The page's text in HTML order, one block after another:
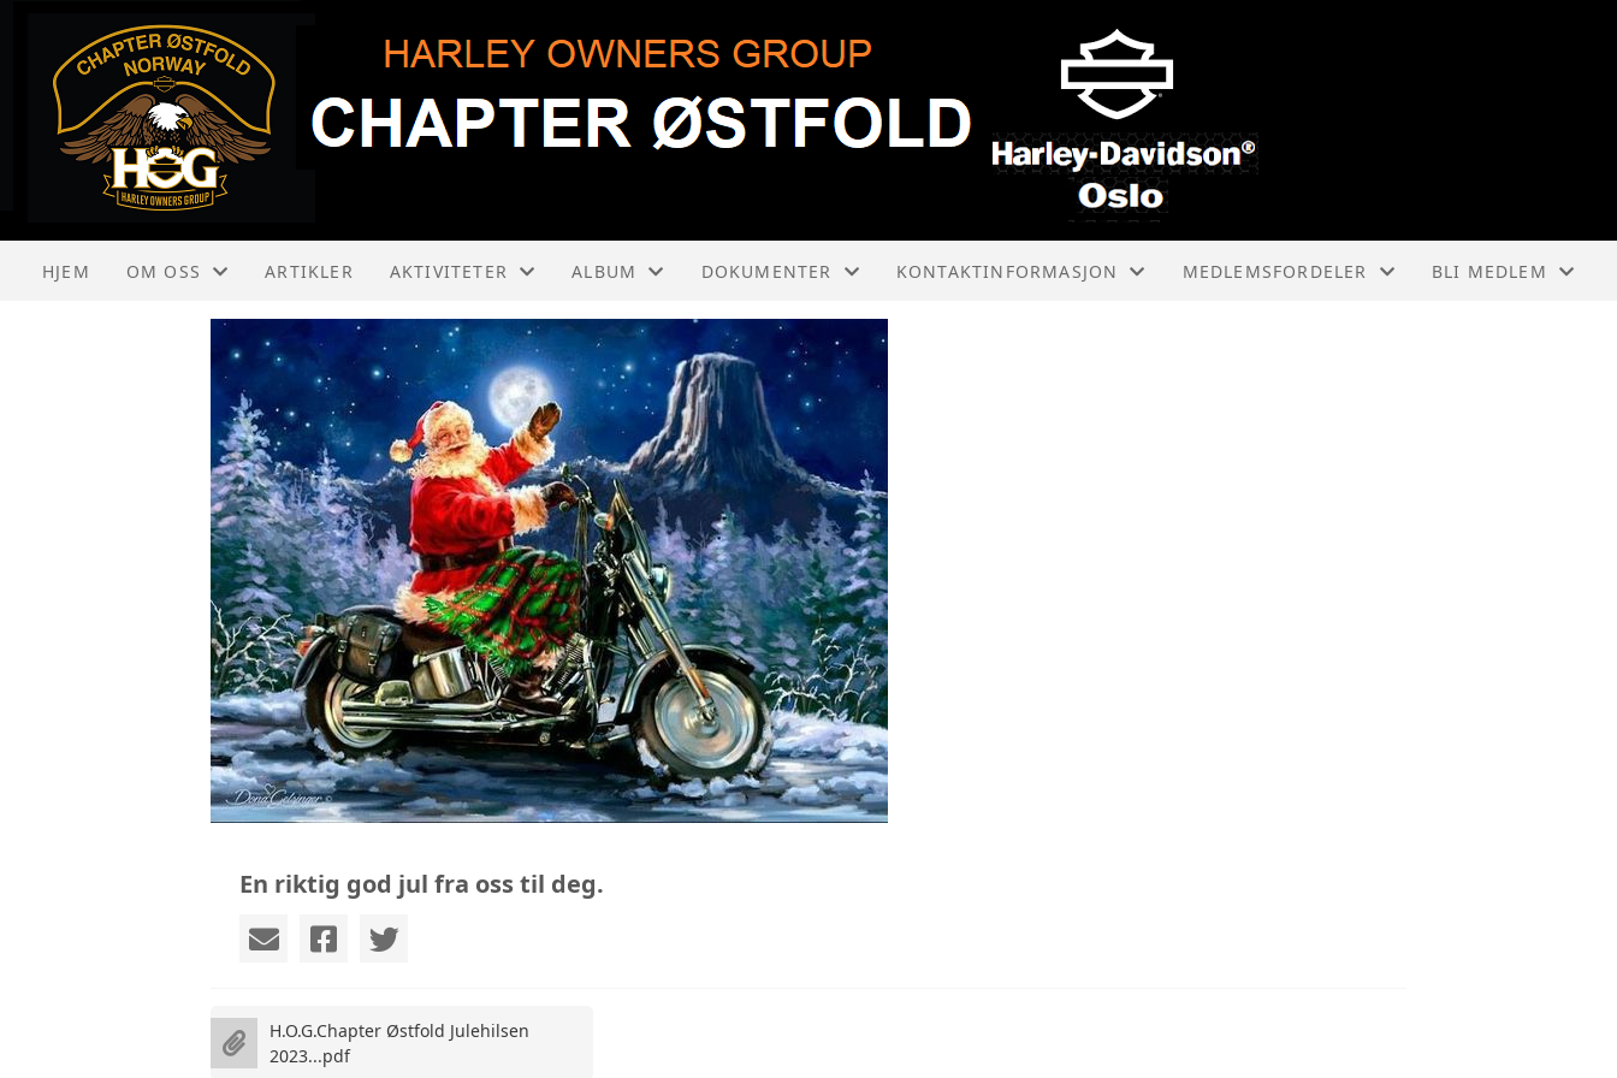
HJEM OM OSS
OM HARLEY-DAVIDSON
OM HOG ØSTFOLD
LADIES OF HARLEY
VEDTEKTER
H.O.G. CHARTER
PERSONVERNERKLÆRING
ARTIKLER AKTIVITETER
KALENDER
LISTE
ALBUM
VÅRE BILDER
DOKUMENTER
KOLONNEKJØRING
HENDELSESRAPPORT
ÅRSMØTER
KONTAKTINFORMASJON MEDLEMSFORDELER BLI MEDLEM
En riktig god jul fra oss til deg.
H.O.G.Chapter Østfold Julehilsen
2023...pdf